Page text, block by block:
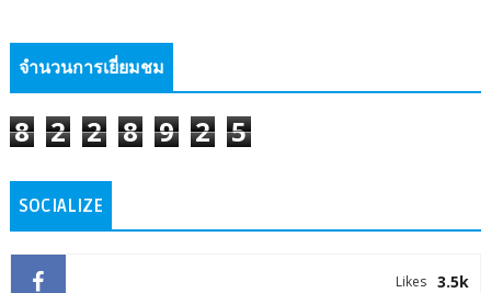
จำนวนการเยี่ยมชม
8 2 2 8 9 2 5
SOCIALIZE
3.5k
Likes